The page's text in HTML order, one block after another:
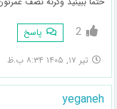
2 پاسخ
تیر ۱۷, ۱۴۰۵ ۸:۳۴ ب.ظ
yeganeh